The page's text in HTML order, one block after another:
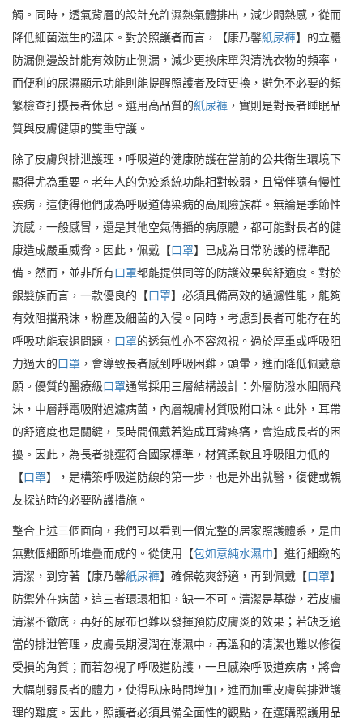
觸。同時，透氣背層的設計允許濕熱氣體排出，減少悶熱感，從而
降低細菌滋生的溫床。對於照護者而言，【康乃馨紙尿褲】的立體
防漏側邊設計能有效防止側漏，減少更換床單與清洗衣物的頻率，
而便利的尿濕顯示功能則能提醒照護者及時更換，避免不必要的頻
繁檢查打擾長者休息。選用高品質的紙尿褲 ，實則是對長者睡眠品
質與皮膚健康的雙重守護。
除了皮膚與排泄護理，呼吸道的健康防護在當前的公共衛生環境下
顯得尤為重要。老年人的免疫系統功能相對較弱，且常伴隨有慢性
疾病，這使得他們成為呼吸道傳染病的高風險族群。無論是季節性
流感，一般感冒，還是其他空氣傳播的病原體，都可能對長者的健
康造成嚴重威脅。因此，佩戴【口罩】已成為日常防護的標準配
備。然而，並非所有口罩都能提供同等的防護效果與舒適度。對於
銀髮族而言，一款優良的【口罩】必須具備高效的過濾性能，能夠
有效阻擋飛沫，粉塵及細菌的入侵。同時，考慮到長者可能存在的
呼吸功能衰退問題， 口罩的透氣性亦不容忽視。過於厚重或呼吸阻
力過大的口罩 ，會導致長者感到呼吸困難，頭暈，進而降低佩戴意
願。優質的醫療級口罩通常採用三層結構設計：外層防潑水阻隔飛
沫，中層靜電吸附過濾病菌，內層親膚材質吸附口沫。此外，耳帶
的舒適度也是關鍵，長時間佩戴若造成耳背疼痛，會造成長者的困
擾。因此，為長者挑選符合國家標準，材質柔軟且呼吸阻力低的
【口罩】，是構築呼吸道防線的第一步，也是外出就醫，復健或親
友探訪時的必要防護措施。
整合上述三個面向，我們可以看到一個完整的居家照護體系，是由
無數個細節所堆疊而成的。從使用【包如意純水濕巾】進行細緻的
清潔，到穿著【康乃馨紙尿褲】確保乾爽舒適，再到佩戴【口罩】
防禦外在病菌，這三者環環相扣，缺一不可。清潔是基礎，若皮膚
清潔不徹底，再好的尿布也難以發揮預防皮膚炎的效果；若缺乏適
當的排泄管理，皮膚長期浸潤在潮濕中，再溫和的清潔也難以修復
受損的角質；而若忽視了呼吸道防護，一旦感染呼吸道疾病，將會
大幅削弱長者的體力，使得臥床時間增加，進而加重皮膚與排泄護
理的難度。因此，照護者必須具備全面性的觀點，在選購照護用品